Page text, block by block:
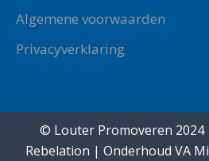
Algemene voorwaarden
Privacyverklaring
© Louter Promoveren
Rebelation | Onderhoud VA